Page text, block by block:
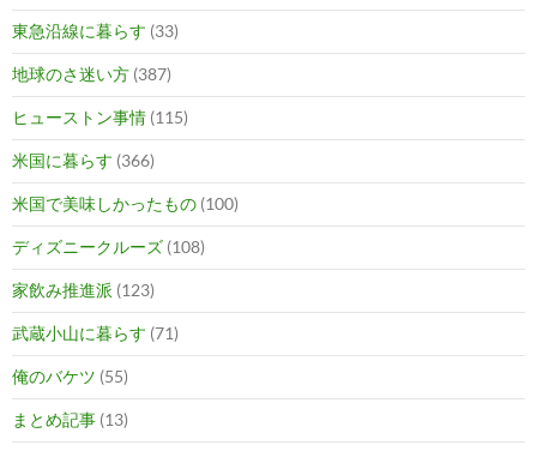
東急沿線に暮らす (33)
地球のさ迷い方 (387)
ヒューストン事情 (115)
米国に暮らす (366)
米国で美味しかったもの (100)
ディズニークルーズ (108)
家飲み推進派 (123)
武蔵小山に暮らす (71)
俺のバケツ (55)
まとめ記事 (13)